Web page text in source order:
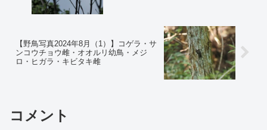
【野鳥写真2024年8月（1）】コゲラ・サ
ンコウチョウ雌・オオルリ幼鳥・メジ
ロ・ヒガラ・キビタキ雌
コメント